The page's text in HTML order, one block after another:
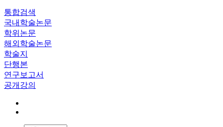
통합검색
국내학술논문
학위논문
해외학술논문
학술지
단행본
연구보고서
공개강의